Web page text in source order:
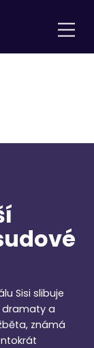
Sisi slibuje
dramaty a
známá